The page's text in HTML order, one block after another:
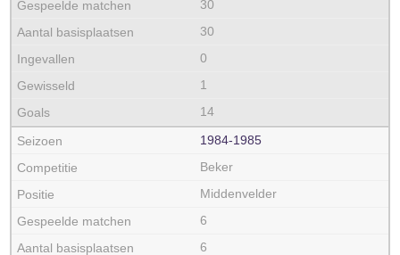
30
30
0
1
14
1984‑1985
Beker
Middenvelder
6
6